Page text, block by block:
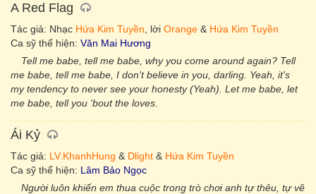
A Red Flag
Tác giả: Nhạc Hứa Kim Tuyền , lời Orange & Hứa Kim Tuyền
Ca sỹ thể hiện: Văn Mai Hương
Tell me babe, tell me babe, why you come around again? Tell
me babe, tell me babe, I don't believe in you, darling. Yeah, it's
my tendency to never see your honesty (Yeah). Let me babe, let
me babe, tell you 'bout the loves.
Ái Kỷ
Tác giả: LV.KhanhHung & Dlight & Hứa Kim Tuyền
Ca sỹ thể hiện: Lâm Bảo Ngọc
Người luôn khiến em thua cuộc trong trò chơi anh tự thêu, tự vẽ